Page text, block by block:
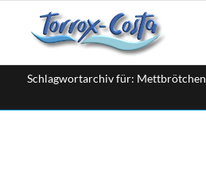
Schlagwortarchiv für: Mettbrötchen